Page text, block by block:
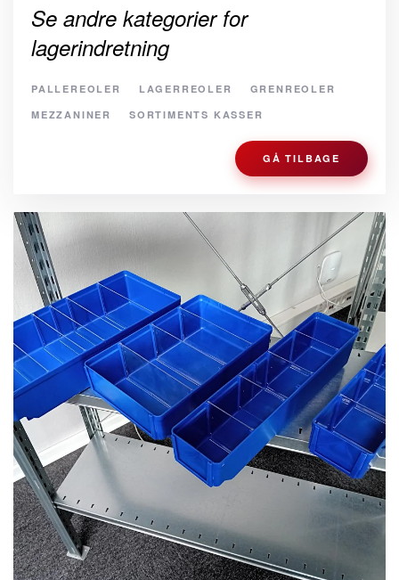
Se andre kategorier for
lagerindretning
PALLEREOLER LAGERREOLER
GRENREOLER
MEZZANINER
SORTIMENTS KASSER
GÅ TILBAGE
SE BILLEDE